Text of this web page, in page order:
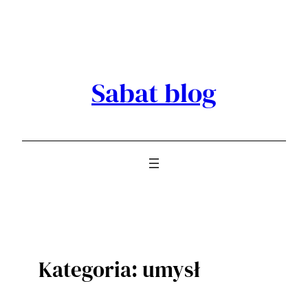
Sabat blog
Kategoria:umysł